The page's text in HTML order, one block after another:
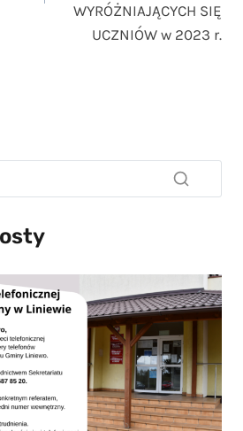
WYRÓŻNIAJĄCYCH SIĘ
UCZNIÓW w 2023 r.